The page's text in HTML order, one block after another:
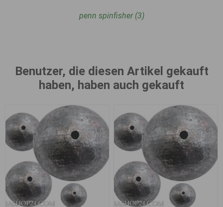
penn spinfisher (3)
Benutzer, die diesen Artikel gekauft
haben, haben auch gekauft